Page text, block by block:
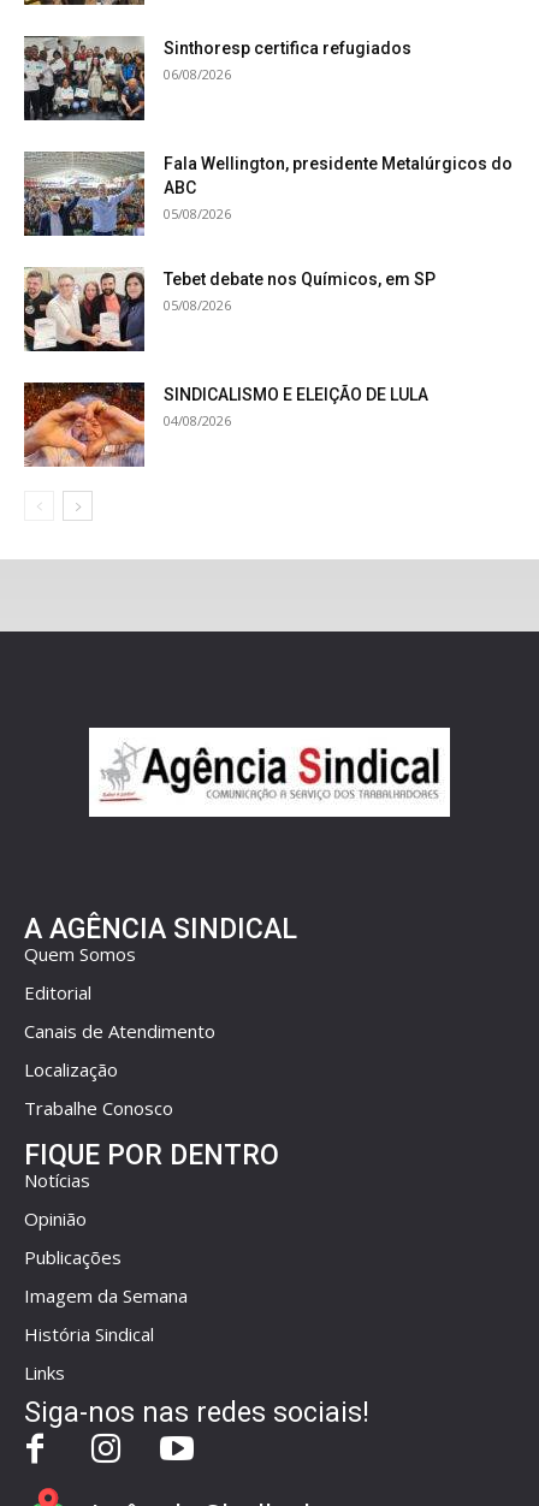
Sinthoresp certifica refugiados
06/08/2026
Fala Wellington, presidente Metalúrgicos do
ABC
05/08/2026
Tebet debate nos Químicos, em SP
05/08/2026
SINDICALISMO E ELEIÇÃO DE LULA
04/08/2026
A AGÊNCIA SINDICAL
Quem Somos
Editorial
Canais de Atendimento
Localização
Trabalhe Conosco
FIQUE POR DENTRO
Notícias
Opinião
Publicações
Imagem da Semana
História Sindical
Links
Siga-nos nas redes sociais!